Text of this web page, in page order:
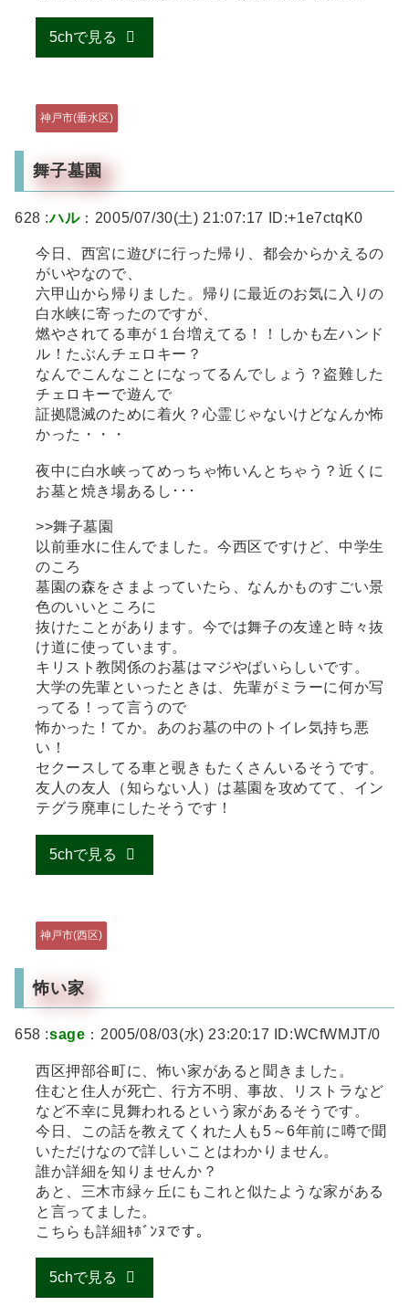
5chで見る
神戸市(垂水区)
舞子墓園
628 :ハル：2005/07/30(土) 21:07:17 ID:+1e7ctqK0
今日、西宮に遊びに行った帰り、都会からかえるの
がいやなので、
六甲山から帰りました。帰りに最近のお気に入りの
白水峡に寄ったのですが、
燃やされてる車が１台増えてる！！しかも左ハンド
ル！たぶんチェロキー？
なんでこんなことになってるんでしょう？盗難した
チェロキーで遊んで
証拠隠滅のために着火？心霊じゃないけどなんか怖
かった・・・
夜中に白水峡ってめっちゃ怖いんとちゃう？近くに
お墓と焼き場あるし･･･
>>舞子墓園
以前垂水に住んでました。今西区ですけど、中学生
のころ
墓園の森をさまよっていたら、なんかものすごい景
色のいいところに
抜けたことがあります。今では舞子の友達と時々抜
け道に使っています。
キリスト教関係のお墓はマジやばいらしいです。
大学の先輩といったときは、先輩がミラーに何か写
ってる！って言うので
怖かった！てか。あのお墓の中のトイレ気持ち悪
い！
セクースしてる車と覗きもたくさんいるそうです。
友人の友人（知らない人）は墓園を攻めてて、イン
テグラ廃車にしたそうです！
5chで見る
神戸市(西区)
怖い家
658 :sage ：2005/08/03(水) 23:20:17 ID:WCfWMJT/0
西区押部谷町に、怖い家があると聞きました。
住むと住人が死亡、行方不明、事故、リストラなど
など不幸に見舞われるという家があるそうです。
今日、この話を教えてくれた人も5～6年前に噂で聞
いただけなので詳しいことはわかりません。
誰か詳細を知りませんか？
あと、三木市緑ヶ丘にもこれと似たような家がある
と言ってました。
こちらも詳細ｷﾎﾞﾝﾇです。
5chで見る